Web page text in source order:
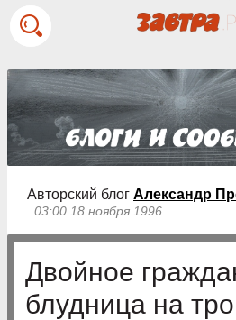
Авторский блог Александр
03:00 18 ноября 1996
Двойное
блудница на